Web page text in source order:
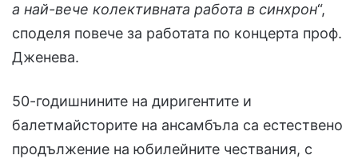
а най-вече колективната работа в синхрон“,
споделя повече за работата по концерта проф.
Дженева.
50-годишнините на диригентите и
балетмайсторите на ансамбъла са естествено
продължение на юбилейните чествания, с